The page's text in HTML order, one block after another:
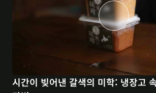
시간이 빚어낸 갈색의 미학: 냉장고